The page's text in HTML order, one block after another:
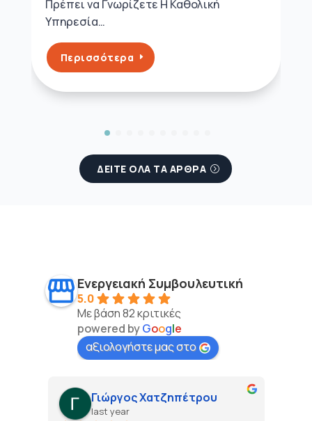
συχνά, χρειάζεσαι πρόγραμμα κινητής
για ταξίδια που να σε ακολουθεί…
Περισσότερα
ΔΕΙΤΕ ΟΛΑ ΤΑ ΑΡΘΡΑ
Ενεργειακή Συμβουλευτική
5.0
Με βάση 82 κριτικές
powered byGoogle
αξιολογήστε μας στο
Γιώργος Χατζηπέτρου
last year